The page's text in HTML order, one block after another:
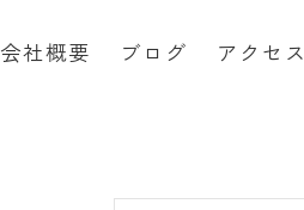
会社概要 ブログ アクセス